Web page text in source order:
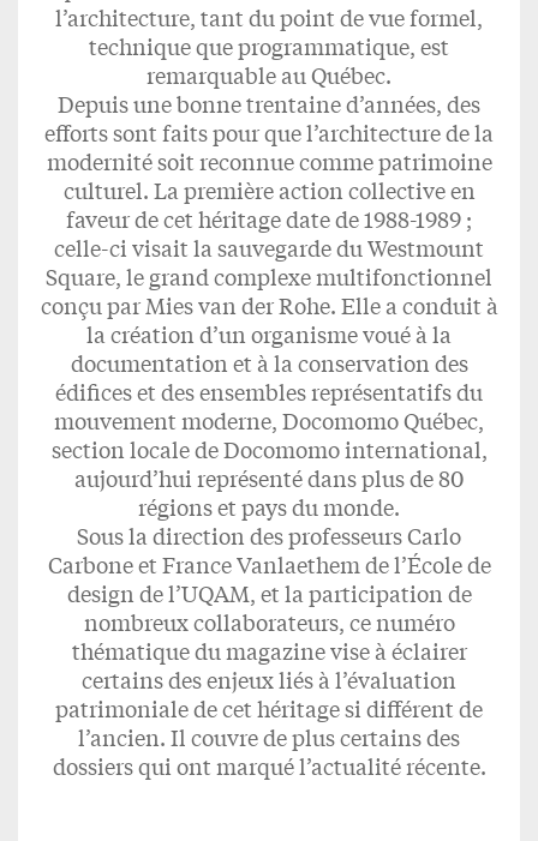
l’architecture, tant du point de vue formel,
technique que programmatique, est
remarquable au Québec.
Depuis une bonne trentaine d’années, des
efforts sont faits pour que l’architecture de la
modernité soit reconnue comme patrimoine
culturel. La première action collective en
faveur de cet héritage date de 1988-1989 ;
celle-ci visait la sauvegarde du Westmount
Square, le grand complexe multifonctionnel
conçu par Mies van der Rohe. Elle a conduit à
la création d’un organisme voué à la
documentation et à la conservation des
édiﬁces et des ensembles représentatifs du
mouvement moderne, Docomomo Québec,
section locale de Docomomo international,
aujourd’hui représenté dans plus de 80
régions et pays du monde.
Sous la direction des professeurs Carlo
Carbone et France Vanlaethem de l’École de
design de l’UQAM, et la participation de
nombreux collaborateurs, ce numéro
thématique du magazine vise à éclairer
certains des enjeux liés à l’évaluation
patrimoniale de cet héritage si différent de
l’ancien. Il couvre de plus certains des
dossiers qui ont marqué l’actualité récente.